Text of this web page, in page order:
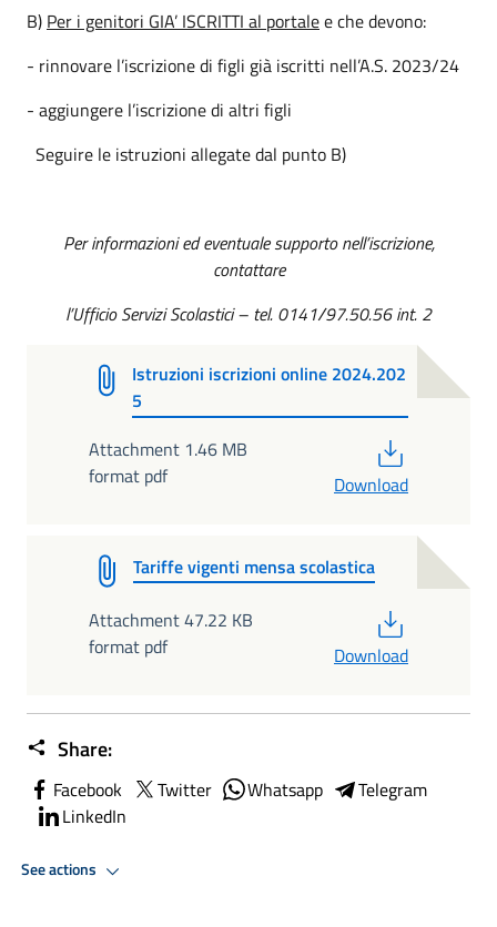
B) Per i genitori GIA’ ISCRITTI al portalee che devono:
- rinnovare l’iscrizione di figli già iscritti nell’A.S. 2023/24
- aggiungere l’iscrizione di altri figli
Seguire le istruzioni allegate dal punto B)
Per informazioni ed eventuale supporto nell’iscrizione,
contattare
l’Ufficio Servizi Scolastici – tel. 0141/97.50.56 int. 2
Istruzioni iscrizioni online 2024.202
5
Attachment 1.46 MB
format pdf
Download
Tariffe vigenti mensa scolastica
Attachment 47.22 KB
format pdf
Download
Share:
Facebook Twitter Whatsapp
Telegram
LinkedIn
See actions